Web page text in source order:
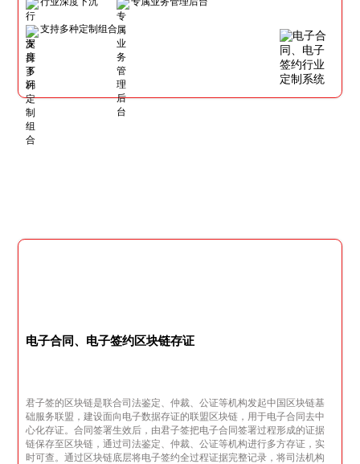
支持多种定制组合
电子合同、电子签约区块链存证
君子签的区块链是联合司法鉴定、仲裁、公证等机构发起中国区块链基
础服务联盟，建设面向电子数据存证的联盟区块链，用于电子合同去中
心化存证。合同签署生效后，由君子签把电子合同签署过程形成的证据
链保存至区块链，通过司法鉴定、仲裁、公证等机构进行多方存证，实
时可查。通过区块链底层将电子签约全过程证据完整记录，将司法机构